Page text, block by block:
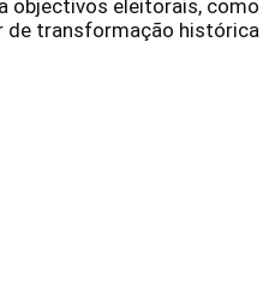
objectivos eleitorais, como
de transformação histórica